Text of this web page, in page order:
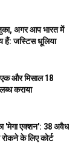
अगर आप भारत में
हैं: जस्टिस धूलिया
और मिसाल 18
कराया
'मेगा एक्शन': 38 अवैध
के लिए कोर्ट